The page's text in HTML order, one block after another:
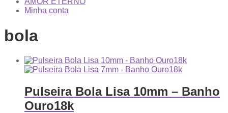
Minha conta
bola
Pulseira Bola Lisa 10mm – Banho
Ouro18k